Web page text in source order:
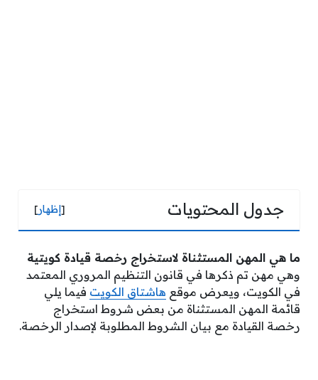
جدول المحتويات [إظهار]
ما هي المهن المستثناة لاستخراج رخصة قيادة كويتية
وهي مهن تم ذكرها في قانون التنظيم المروري المعتمد
في الكويت، ويعرض موقع هاشتاق الكويت فيما يلي
قائمة المهن المستثناة من بعض شروط استخراج
رخصة القيادة مع بيان الشروط المطلوبة لإصدار الرخصة.